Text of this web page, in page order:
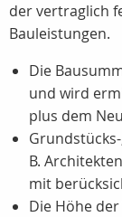
der vertraglich
Bauleistungen.
Die
und wird
plus dem
B.
mit
Die Höhe